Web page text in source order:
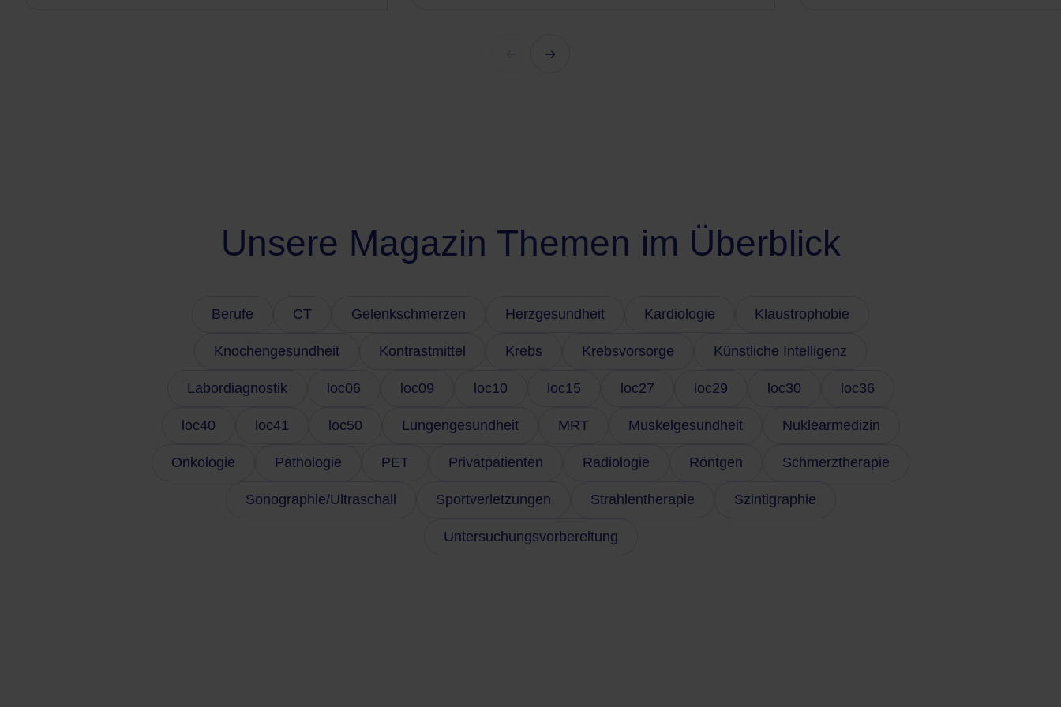
Unsere Magazin Themen im Überblick
Berufe CT Gelenkschmerzen Herzgesundheit Kardiologie Klaustrophobie
Knochengesundheit Kontrastmittel Krebs Krebsvorsorge Künstliche Intelligenz
Labordiagnostik loc06 loc09 loc10 loc15 loc27 loc29 loc30 loc36
loc40 loc41 loc50 Lungengesundheit MRT Muskelgesundheit Nuklearmedizin
Onkologie Pathologie PET Privatpatienten Radiologie Röntgen Schmerztherapie
Sonographie/Ultraschall Sportverletzungen Strahlentherapie Szintigraphie
Untersuchungsvorbereitung